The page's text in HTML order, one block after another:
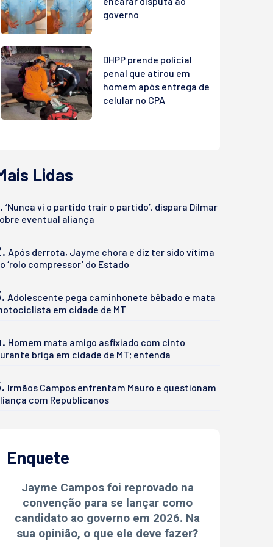
governo
DHPP prende policial
penal que atirou em
homem após entrega de
celular no CPA
Lidas
‘Nunca vi o partido trair o partido’, dispara Dilmar
eventual aliança
Após derrota, Jayme chora e diz ter sido vítima
‘rolo compressor’ do Estado
Adolescente pega caminhonete bêbado e mata
em cidade de MT
Homem mata amigo asfixiado com cinto
briga em cidade de MT; entenda
Irmãos Campos enfrentam Mauro e questionam
com Republicanos
Enquete
Jayme Campos foi reprovado na
convenção para se lançar como
candidato ao governo em 2026. Na
sua opinião, o que ele deve fazer?